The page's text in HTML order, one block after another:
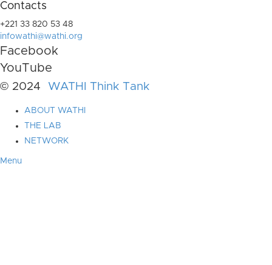
Contacts
+221 33 820 53 48
infowathi@wathi.org
Facebook
YouTube
© 2024 WATHI Think Tank
ABOUT WATHI
THE LAB
NETWORK
Menu